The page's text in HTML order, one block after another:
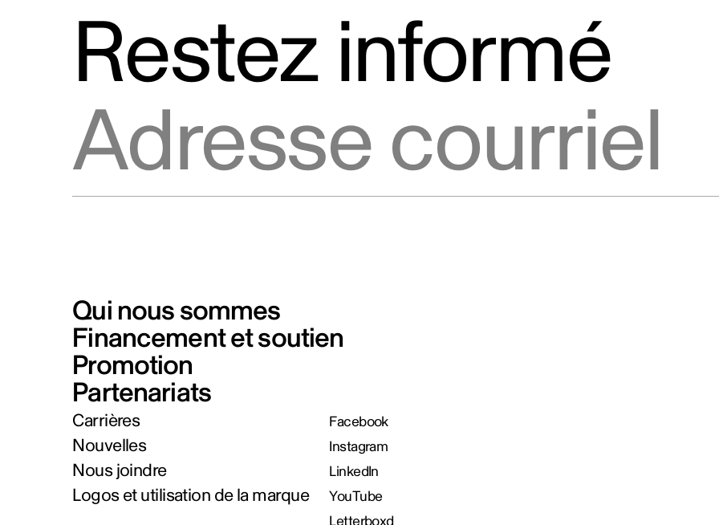
Restez informé
Qui nous sommes
Financement et soutien
Promotion
Partenariats
Carrières
Nouvelles
Nous joindre
Logos et utilisation de la marque
Facebook
Instagram
LinkedIn
YouTube
Letterboxd